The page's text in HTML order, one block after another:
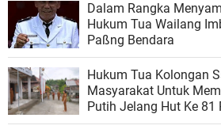
Dalam Rangka
Hukum Tua Wailang
Paßng Bendara
Hukum Tua Kolongan
Masyarakat Untuk
Putih Jelang Hut Ke 81